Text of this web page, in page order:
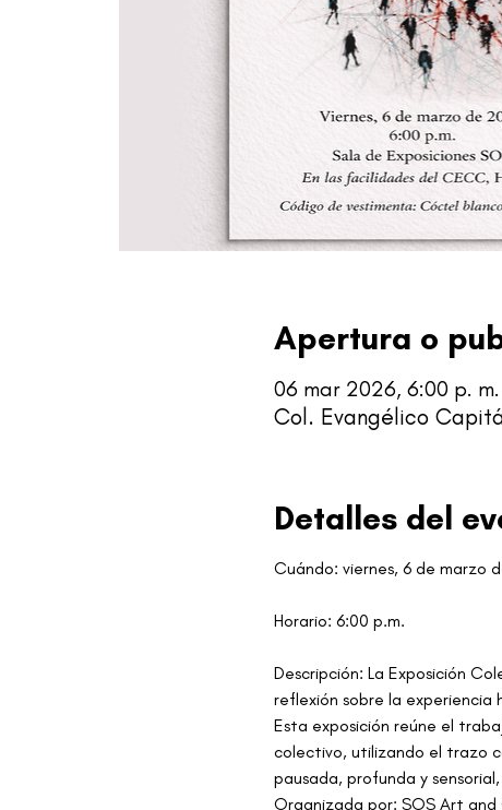
Apertura o
06 mar 2026, 6:00 p. m.
Col. Evangélico
Detalles del
Cuándo: viernes, 6 de marzo
Horario: 6:00 p.m.
Descripción: La Exposición
reflexión sobre la experiencia
Esta exposición reúne el
colectivo, utilizando el trazo
pausada, profunda y
Organizada por: SOS Art